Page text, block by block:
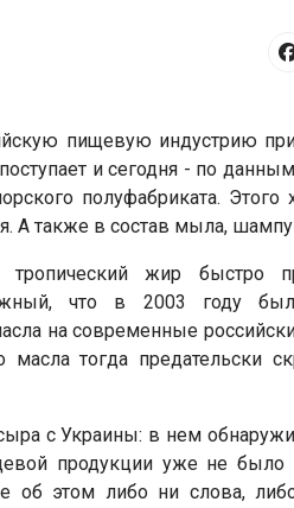
пищевую индустрию
и сегодня - по
полуфабриката. Этого
А также в состав мыла,
тропический жир быстро
что в 2003 году
на современные
масла тогда предательски
с Украины: в нем
продукции уже не было
об этом либо ни слова,